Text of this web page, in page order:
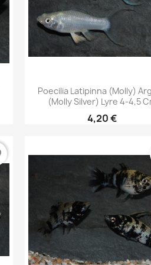
 Aperçu rapide
Poecilia Latipinna (Molly)
(Molly Silver) Lyre 4-4,5
4,20 €